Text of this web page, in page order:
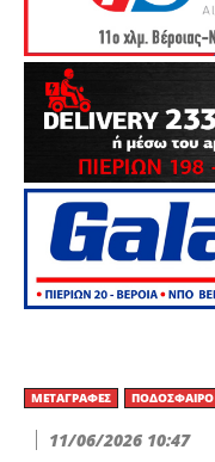
ΜΕΤΑΓΡΑΦΈΣ ΠΟΔΌΣΦΑΙΡΟ
11/06/2026 10:47